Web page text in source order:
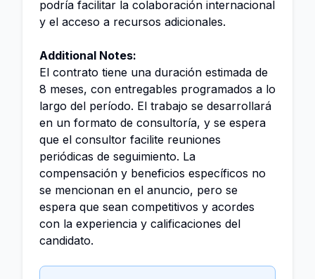
podría facilitar la colaboración internacional
y el acceso a recursos adicionales.
Additional Notes:
El contrato tiene una duración estimada de
8 meses, con entregables programados a lo
largo del período. El trabajo se desarrollará
en un formato de consultoría, y se espera
que el consultor facilite reuniones
periódicas de seguimiento. La
compensación y beneficios específicos no
se mencionan en el anuncio, pero se
espera que sean competitivos y acordes
con la experiencia y calificaciones del
candidato.